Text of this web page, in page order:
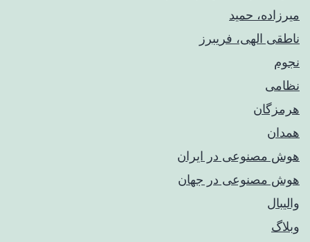
میرزاده، حمید
ناطقی الهی، فریبرز
نجوم
نظامی
هرمزگان
همدان
هوش مصنوعی در ایران
هوش مصنوعی در جهان
والیبال
وبلاگ